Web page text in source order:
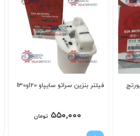
فیلتر بنزین سراتو سایپاو I20وI30
۵۵۰,۰۰۰ تومان